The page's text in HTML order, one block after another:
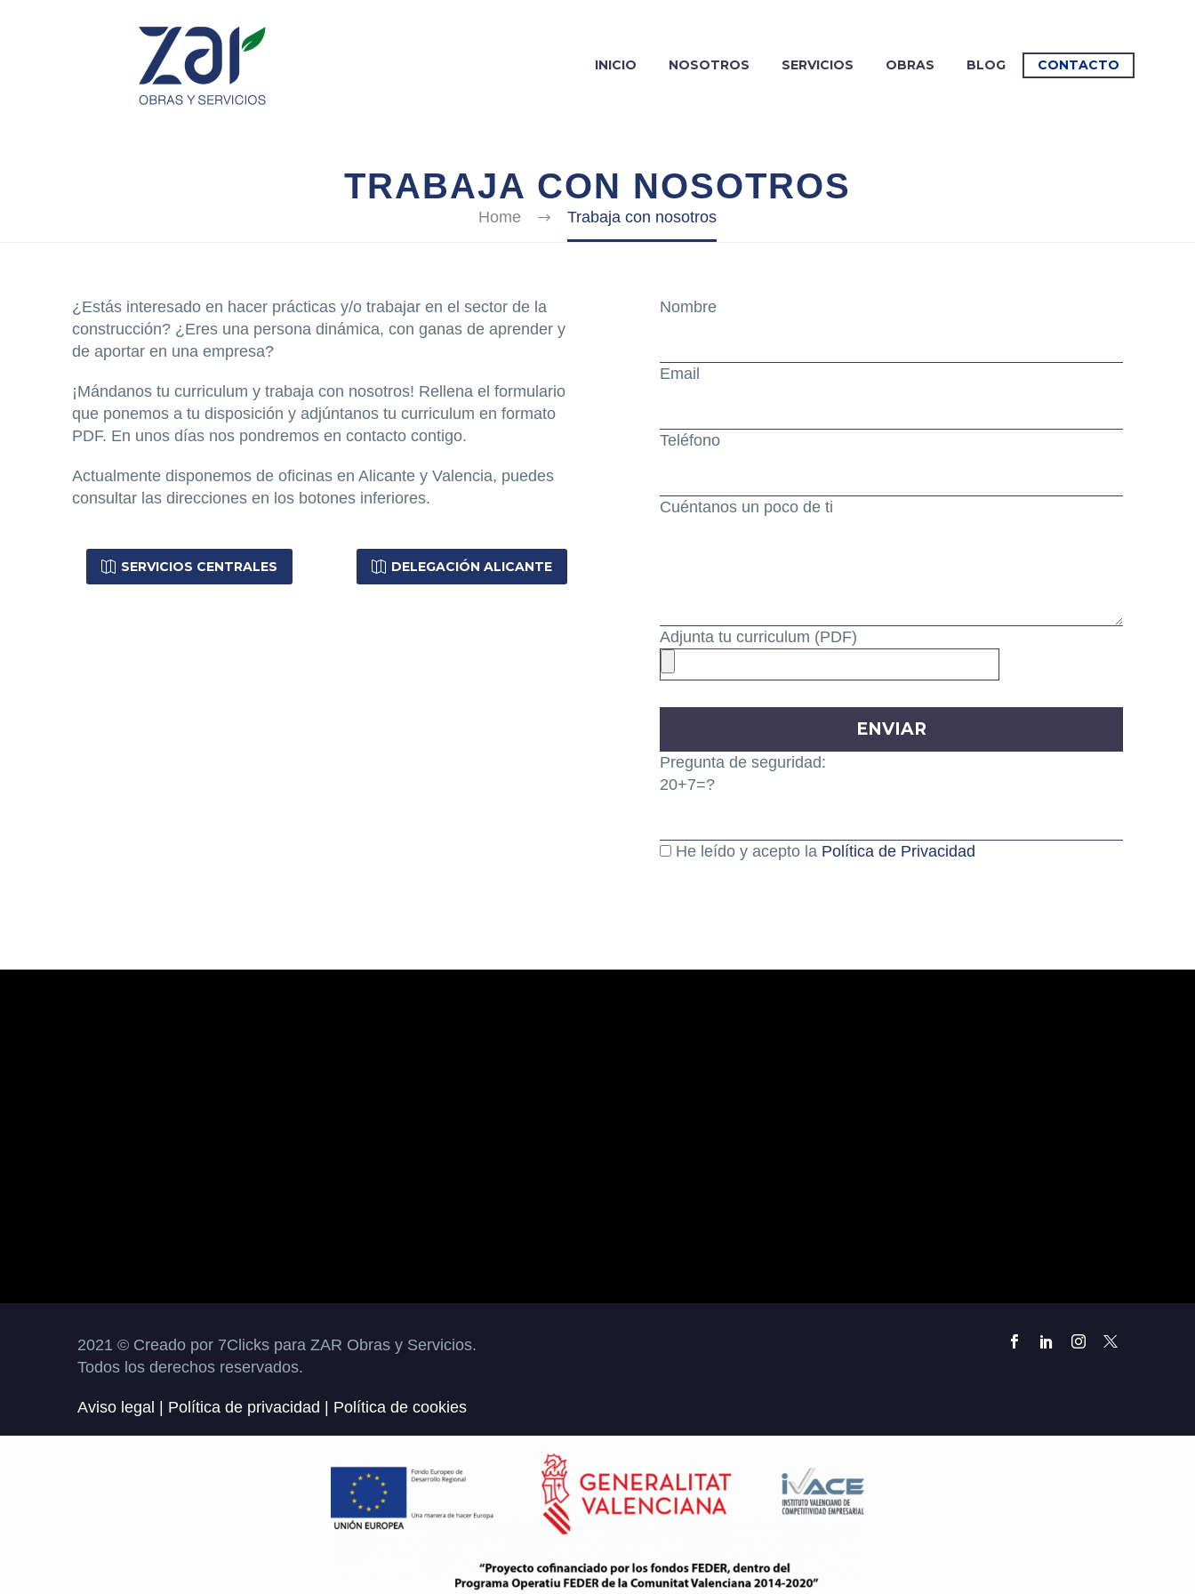
INICIO NOSOTROS SERVICIOS OBRAS BLOG CONTACTO
TRABAJA CON NOSOTROS
Home Trabaja con nosotros
¿Estás interesado en hacer prácticas y/o trabajar en el sector de la
construcción? ¿Eres una persona dinámica, con ganas de aprender y
de aportar en una empresa?
¡Mándanos tu curriculum y trabaja con nosotros! Rellena el formulario
que ponemos a tu disposición y adjúntanos tu curriculum en formato
PDF. En unos días nos pondremos en contacto contigo.
Actualmente disponemos de oficinas en Alicante y Valencia, puedes
consultar las direcciones en los botones inferiores.
 SERVICIOS CENTRALES  DELEGACIÓN ALICANTE
Nombre
Email
Teléfono
Cuéntanos un poco de ti
Adjunta tu curriculum (PDF)
Pregunta de seguridad:
20+7=?
He leído y acepto la Política de Privacidad
2021 © Creado por 7Clicks para ZAR Obras y Servicios.
Todos los derechos reservados.
Aviso legal | Política de privacidad | Política de cookies